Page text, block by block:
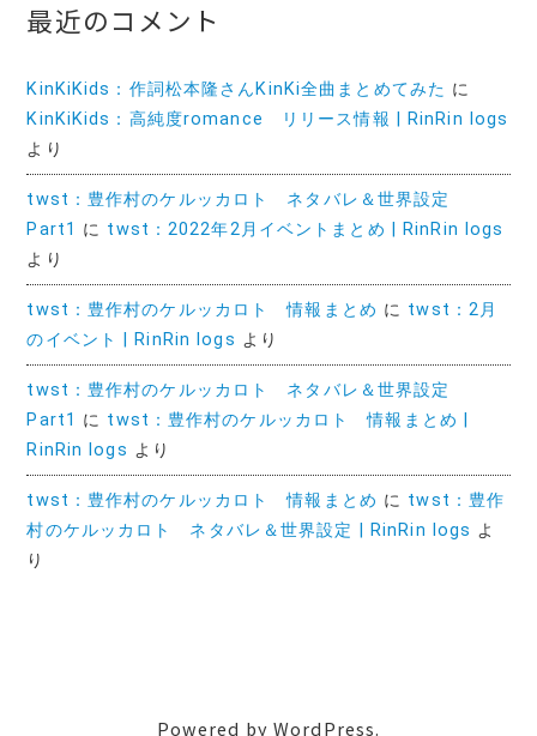
最近のコメント
KinKiKids：作詞松本隆さんKinKi全曲まとめてみた に
KinKiKids：高純度romance リリース情報 | RinRin logs
より
twst：豊作村のケルッカロト ネタバレ＆世界設定
Part1 に twst：2022年2月イベントまとめ | RinRin logs
より
twst：豊作村のケルッカロト 情報まとめ に twst：2月
のイベント | RinRin logs より
twst：豊作村のケルッカロト ネタバレ＆世界設定
Part1 に twst：豊作村のケルッカロト 情報まとめ |
RinRin logs より
twst：豊作村のケルッカロト 情報まとめ に twst：豊作
村のケルッカロト ネタバレ＆世界設定 | RinRin logs よ
り
Powered by WordPress.